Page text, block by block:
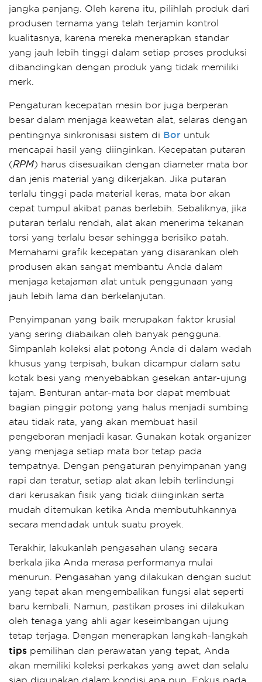
jangka panjang. Oleh karena itu, pilihlah produk dari
produsen ternama yang telah terjamin kontrol
kualitasnya, karena mereka menerapkan standar
yang jauh lebih tinggi dalam setiap proses produksi
dibandingkan dengan produk yang tidak memiliki
merk.
Pengaturan kecepatan mesin bor juga berperan
besar dalam menjaga keawetan alat, selaras dengan
pentingnya sinkronisasi sistem di Bor untuk
mencapai hasil yang diinginkan. Kecepatan putaran
(RPM) harus disesuaikan dengan diameter mata bor
dan jenis material yang dikerjakan. Jika putaran
terlalu tinggi pada material keras, mata bor akan
cepat tumpul akibat panas berlebih. Sebaliknya, jika
putaran terlalu rendah, alat akan menerima tekanan
torsi yang terlalu besar sehingga berisiko patah.
Memahami grafik kecepatan yang disarankan oleh
produsen akan sangat membantu Anda dalam
menjaga ketajaman alat untuk penggunaan yang
jauh lebih lama dan berkelanjutan.
Penyimpanan yang baik merupakan faktor krusial
yang sering diabaikan oleh banyak pengguna.
Simpanlah koleksi alat potong Anda di dalam wadah
khusus yang terpisah, bukan dicampur dalam satu
kotak besi yang menyebabkan gesekan antar-ujung
tajam. Benturan antar-mata bor dapat membuat
bagian pinggir potong yang halus menjadi sumbing
atau tidak rata, yang akan membuat hasil
pengeboran menjadi kasar. Gunakan kotak organizer
yang menjaga setiap mata bor tetap pada
tempatnya. Dengan pengaturan penyimpanan yang
rapi dan teratur, setiap alat akan lebih terlindungi
dari kerusakan fisik yang tidak diinginkan serta
mudah ditemukan ketika Anda membutuhkannya
secara mendadak untuk suatu proyek.
Terakhir, lakukanlah pengasahan ulang secara
berkala jika Anda merasa performanya mulai
menurun. Pengasahan yang dilakukan dengan sudut
yang tepat akan mengembalikan fungsi alat seperti
baru kembali. Namun, pastikan proses ini dilakukan
oleh tenaga yang ahli agar keseimbangan ujung
tetap terjaga. Dengan menerapkan langkah-langkah
tips pemilihan dan perawatan yang tepat, Anda
akan memiliki koleksi perkakas yang awet dan selalu